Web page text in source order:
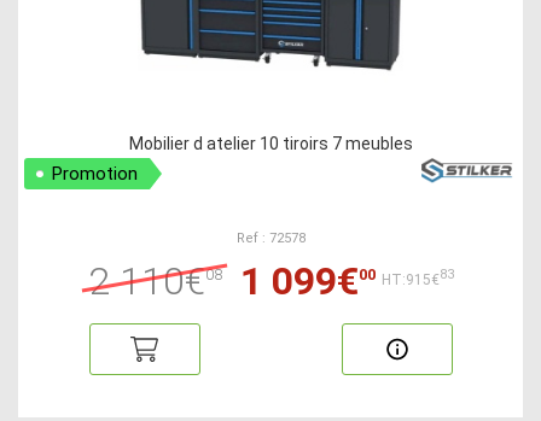
Mobilier d atelier 10 tiroirs 7 meubles
Promotion
Ref : 72578
2 110€08 1 099€00 HT:915€83